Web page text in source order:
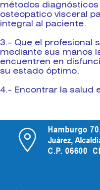
métodos
osteopatico visceral
integral al paciente.
3.- Que el profesional
mediante sus manos
encuentren en
su estado óptimo.
4.- Encontrar la salud